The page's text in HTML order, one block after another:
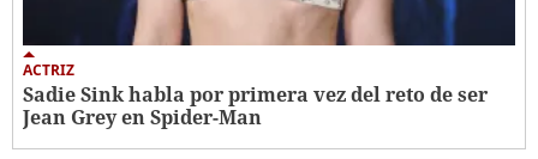
ACTRIZ
Sadie Sink habla por primera vez del reto de ser
Jean Grey en Spider-Man